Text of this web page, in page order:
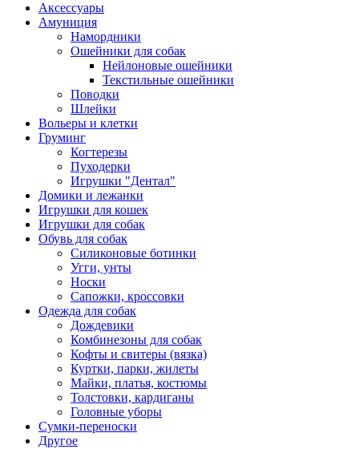
Аксессуары
Амуниция
Намордники
Ошейники для собак
Нейлоновые ошейники
Текстильные ошейники
Поводки
Шлейки
Вольеры и клетки
Груминг
Когтерезы
Пуходерки
Игрушки "Дентал"
Домики и лежанки
Игрушки для кошек
Игрушки для собак
Обувь для собак
Силиконовые ботинки
Угги, унты
Носки
Сапожки, кроссовки
Одежда для собак
Дождевики
Комбинезоны для собак
Кофты и свитеры (вязка)
Куртки, парки, жилеты
Майки, платья, костюмы
Толстовки, кардиганы
Головные уборы
Сумки-переноски
Другое